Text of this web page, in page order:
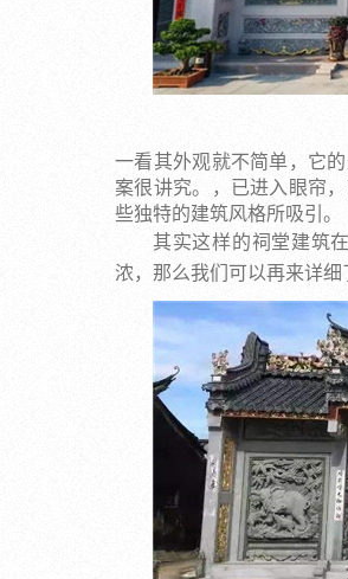
一看其外观就不简单，它
案很讲究。，已进入眼帘
些独特的建筑风格所吸引。
其实这样的祠堂建筑
浓，那么我们可以再来详细